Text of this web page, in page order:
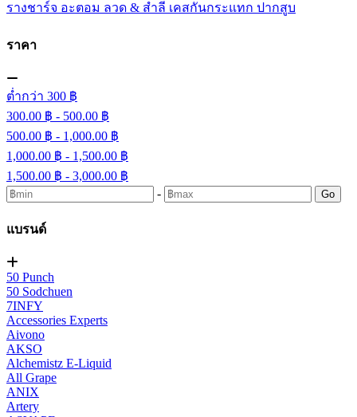
รางชาร์จ อะตอม ลวด ​& สำลี เคสกันกระแทก ปากสูบ
ราคา
ต่ำกว่า 300 ฿
300.00 ฿ - 500.00 ฿
500.00 ฿ - 1,000.00 ฿
1,000.00 ฿ - 1,500.00 ฿
1,500.00 ฿ - 3,000.00 ฿
-
Go
แบรนด์
50 Punch
50 Sodchuen
7INFY
Accessories Experts
Aivono
AKSO
Alchemistz E-Liquid
All Grape
ANIX
Artery